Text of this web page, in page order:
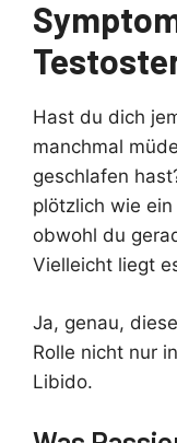
Hast du dich
manchmal
geschlafen
plötzlich wie
obwohl du
Vielleicht liegt
Ja, genau,
Rolle nicht nur
Libido.